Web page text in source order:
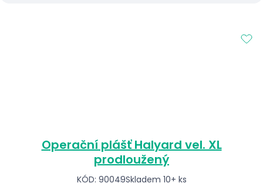
Operační plášť Halyard vel. XL
prodloužený
KÓD: 90049Skladem 10+ ks